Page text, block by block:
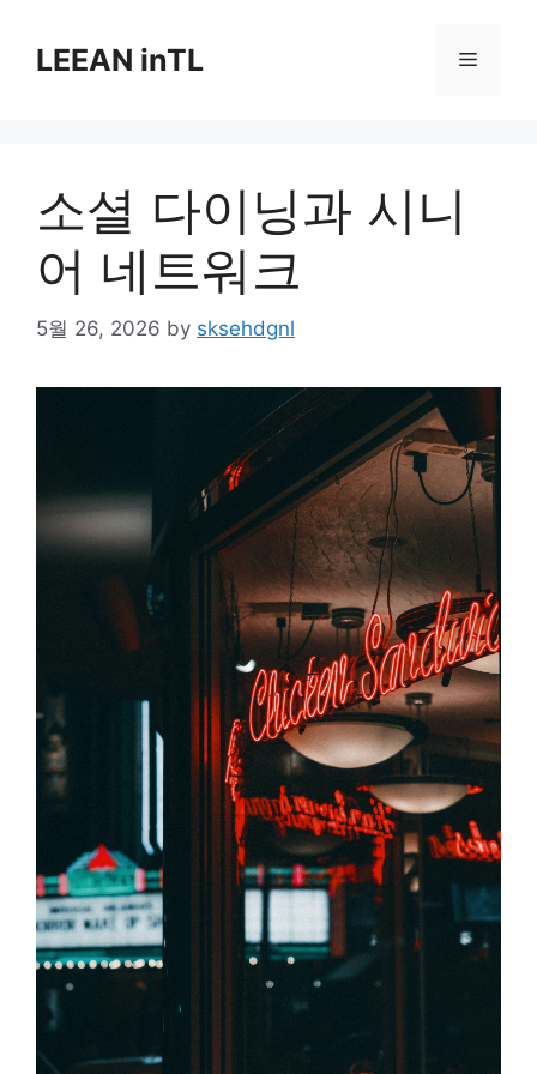
contentLEEAN inTL Menu
소셜 다이닝과 시니
어 네트워크
5월 26, 2026 by sksehdgnl